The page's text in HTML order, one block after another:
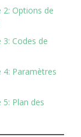
2: Options de
Codes de
4: Paramètres
Plan des